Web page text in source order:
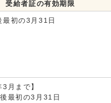
受給者証の有効期限
最初の3月31日
3月まで】
最初の3月31日